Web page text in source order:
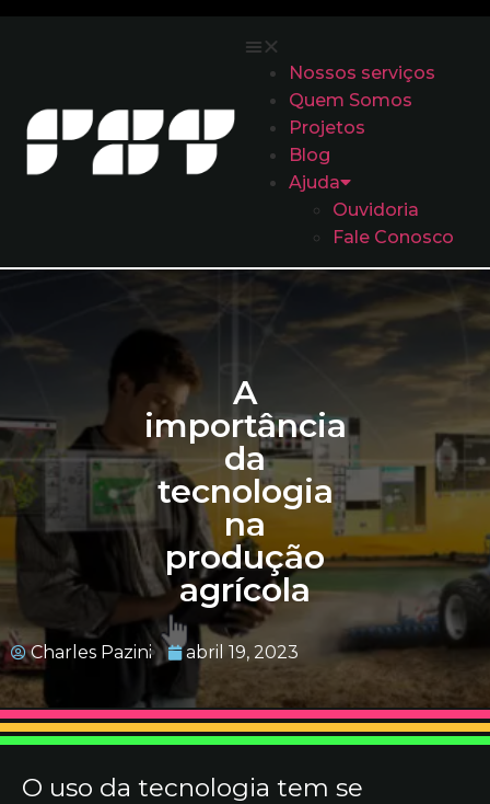
Nossos serviços
Quem Somos
Projetos
Blog
Ajuda
Ouvidoria
Fale Conosco
A
importância
da
tecnologia
na
produção
agrícola
Charles Pazini abril 19, 2023
O uso da tecnologia tem se